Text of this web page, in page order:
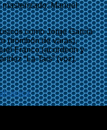
Manuel
como Jorge García
(trombón de varas),
Franco (acordeón y
“La Tais” (voz).